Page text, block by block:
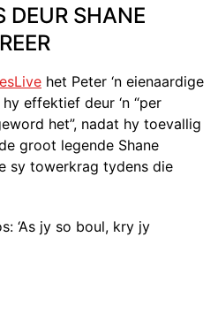
DEUR SHANE
het Peter ‘n eienaardige
effektief deur ‘n “per
het”, nadat hy toevallig
groot legende Shane
sy towerkrag tydens die
‘As jy so boul, kry jy